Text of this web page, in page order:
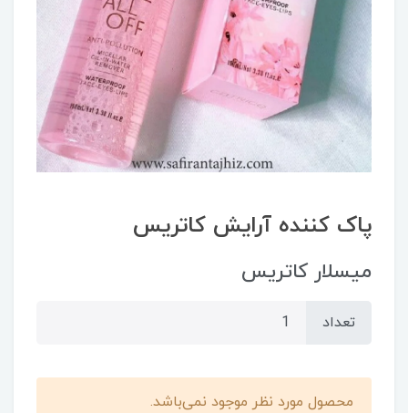
پاک کننده آرایش کاتریس
میسلار کاتریس
تعداد
محصول مورد نظر موجود نمی‌باشد.